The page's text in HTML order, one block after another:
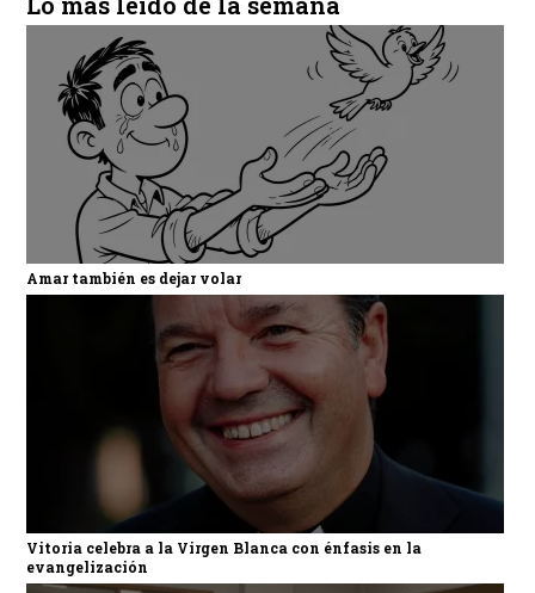
Amar también es dejar volar
Vitoria celebra a la Virgen Blanca con énfasis en la
evangelización